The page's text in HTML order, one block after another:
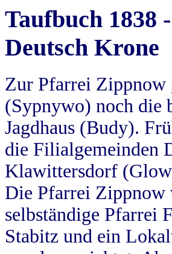
Taufbuch 1838
Deutsch Krone
Zur Pfarrei Zippnow
(Sypnywo) noch die
Jagdhaus (Budy).
die Filialgemeinden
Klawittersdorf
Die Pfarrei Zippnow
selbständige Pfarrei
Stabitz und ein